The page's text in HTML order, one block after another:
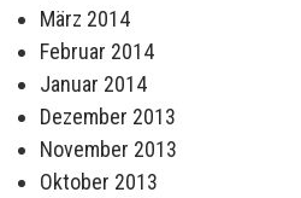
März 2014
Februar 2014
Januar 2014
Dezember 2013
November 2013
Oktober 2013